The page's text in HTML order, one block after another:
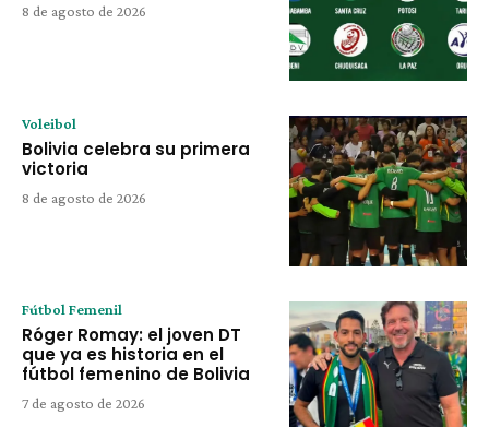
8 de agosto de 2026
Voleibol
Bolivia celebra su primera
victoria
8 de agosto de 2026
Fútbol Femenil
Róger Romay: el joven DT
que ya es historia en el
fútbol femenino de Bolivia
7 de agosto de 2026